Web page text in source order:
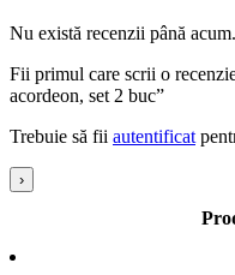
Nu există recenzii până acum.
Fii primul care scrii o
acordeon, set 2 buc”
Trebuie să fii autentificat
›